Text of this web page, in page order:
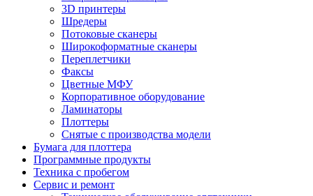
3D принтеры
Шредеры
Потоковые сканеры
Широкоформатные сканеры
Переплетчики
Факсы
Цветные МФУ
Корпоративное оборудование
Ламинаторы
Плоттеры
Снятые с производства модели
Бумага для плоттера
Программные продукты
Техника с пробегом
Сервис и ремонт